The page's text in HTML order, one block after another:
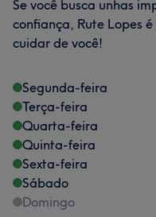
Se você busca unhas
confiança, Rute Lopes
cuidar de você!
Segunda-feira
Terça-feira
Quarta-feira
Quinta-feira
Sexta-feira
Sábado
Domingo